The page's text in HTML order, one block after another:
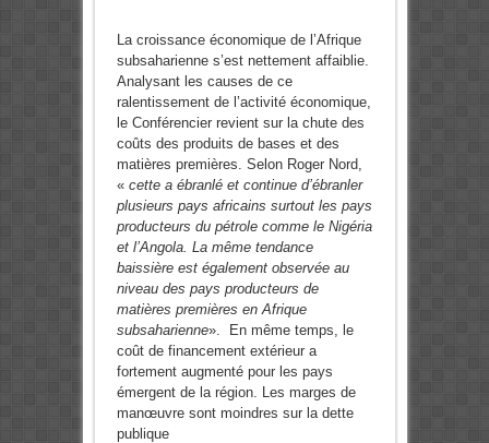
La croissance économique de l’Afrique
subsaharienne s’est nettement affaiblie.
Analysant les causes de ce
ralentissement de l’activité économique,
le Conférencier revient sur la chute des
coûts des produits de bases et des
matières premières. Selon Roger Nord,
« cette a ébranlé et continue d’ébranler
plusieurs pays africains surtout les pays
producteurs du pétrole comme le Nigéria
et l’Angola. La même tendance
baissière est également observée au
niveau des pays producteurs de
matières premières en Afrique
subsaharienne». En même temps, le
coût de financement extérieur a
fortement augmenté pour les pays
émergent de la région. Les marges de
manœuvre sont moindres sur la dette
publique